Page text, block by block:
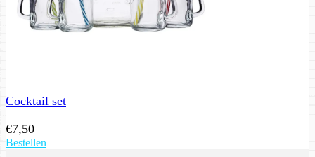
Cocktail set
€7,50
Bestellen